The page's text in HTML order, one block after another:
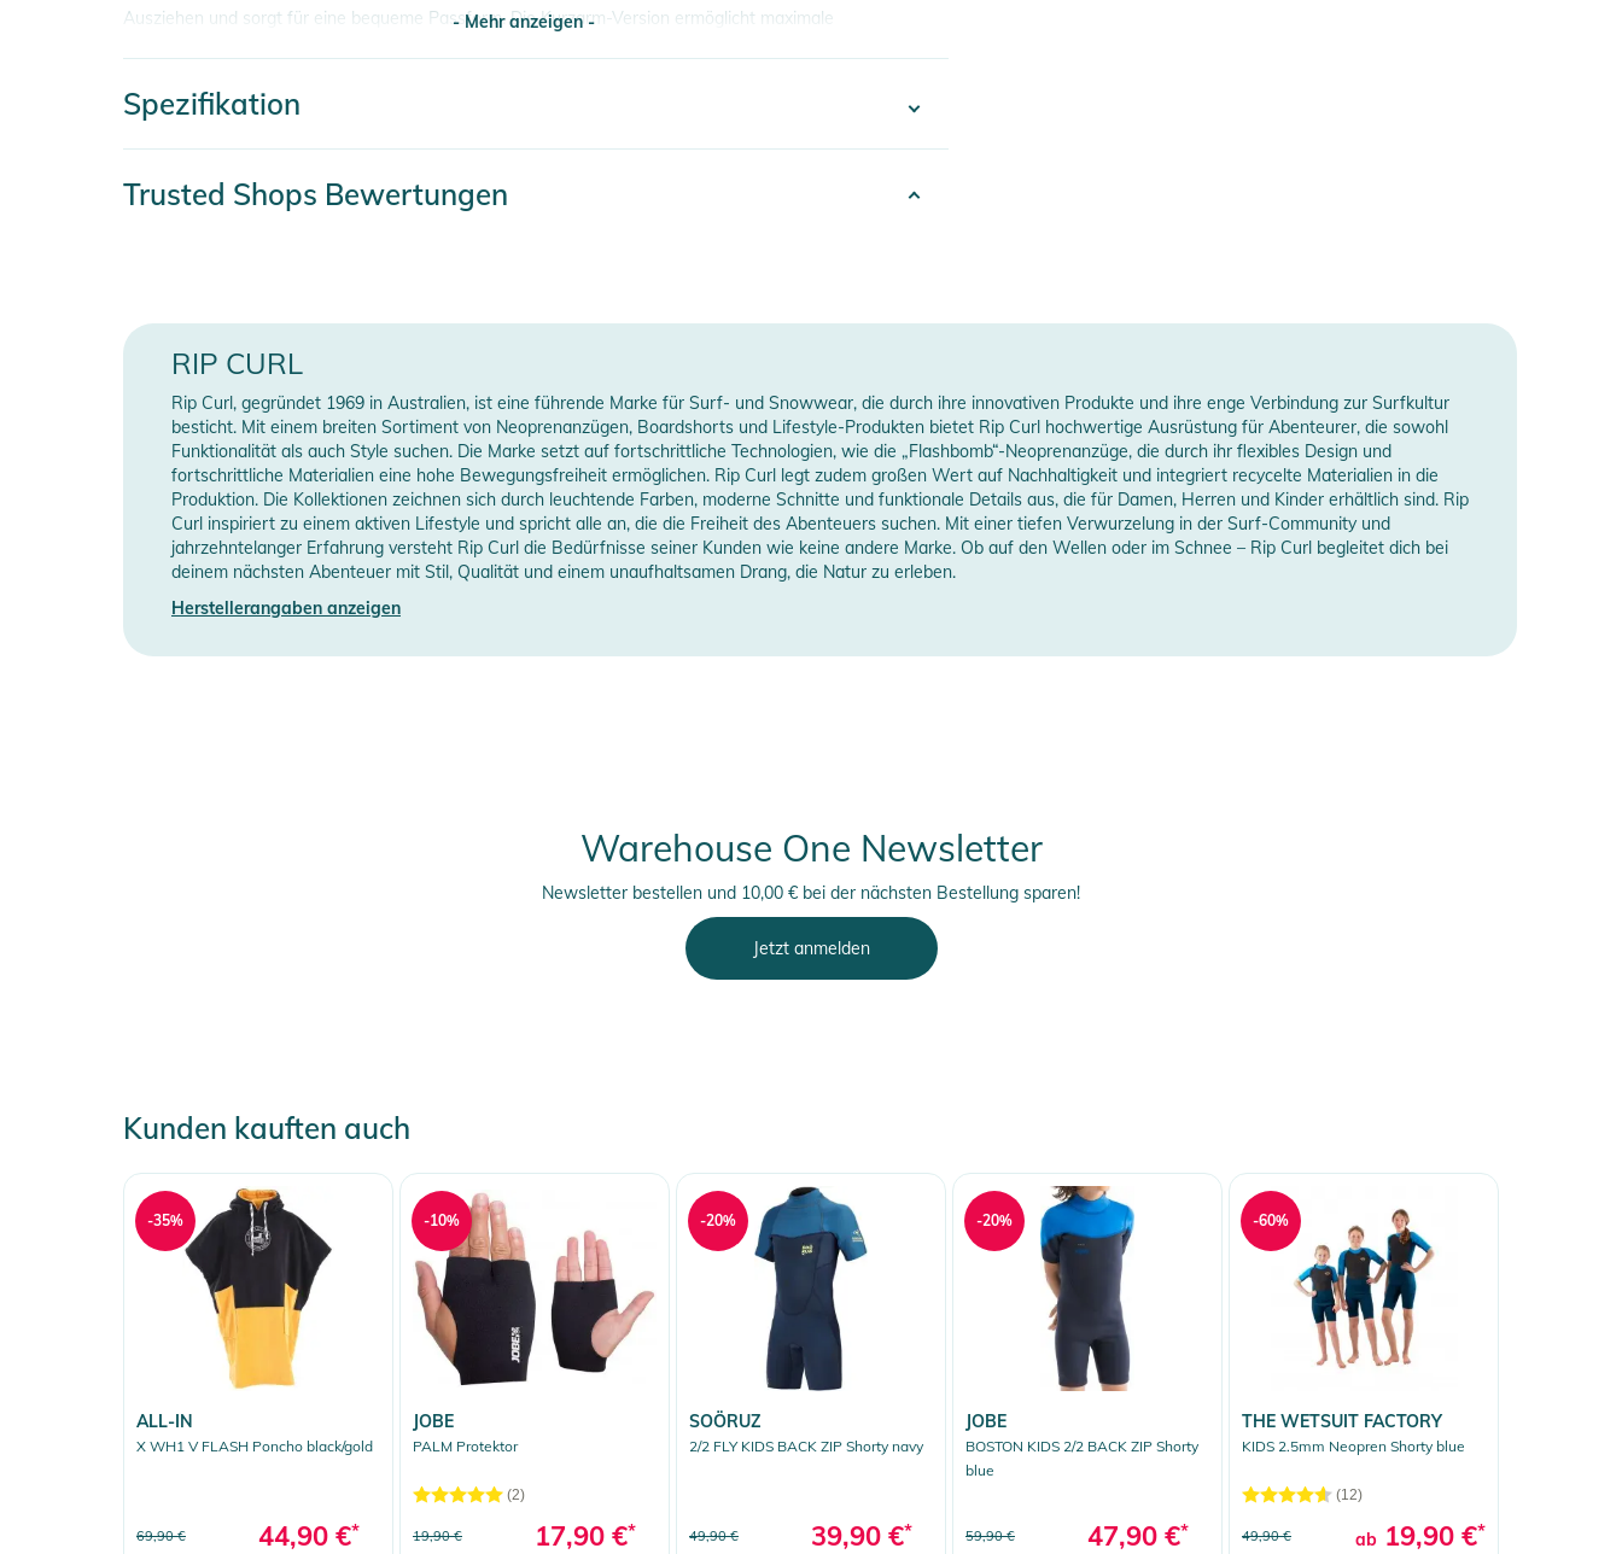
Ausziehen und sorgt für eine bequeme Passform. Die Kurzarm-Version ermöglicht maximale
- Neopren E5
- Yulex Naturkautschuk
Produktinformationen und Sicherheitshinweise
Gebrauchsanweisungen, Sicherheitshinweise und Warnungen finden Sie direkt am Produkt.
- Mehr anzeigen -
Spezifikation
Farbe blue
Neoprendicke 2 mm
Typ Shorty
Manufacturer Information Herstellerangaben anzeigen
Trusted Shops Bewertungen
RIP CURL
Rip Curl, gegründet 1969 in Australien, ist eine führende Marke für Surf- und Snowwear, die durch ihre innovativen Produkte und ihre enge Verbindung zur Surfkultur
besticht. Mit einem breiten Sortiment von Neoprenanzügen, Boardshorts und Lifestyle-Produkten bietet Rip Curl hochwertige Ausrüstung für Abenteurer, die sowohl
Funktionalität als auch Style suchen. Die Marke setzt auf fortschrittliche Technologien, wie die „Flashbomb“-Neoprenanzüge, die durch ihr flexibles Design und
fortschrittliche Materialien eine hohe Bewegungsfreiheit ermöglichen. Rip Curl legt zudem großen Wert auf Nachhaltigkeit und integriert recycelte Materialien in die
Produktion. Die Kollektionen zeichnen sich durch leuchtende Farben, moderne Schnitte und funktionale Details aus, die für Damen, Herren und Kinder erhältlich sind. Rip
Curl inspiriert zu einem aktiven Lifestyle und spricht alle an, die die Freiheit des Abenteuers suchen. Mit einer tiefen Verwurzelung in der Surf-Community und
jahrzehntelanger Erfahrung versteht Rip Curl die Bedürfnisse seiner Kunden wie keine andere Marke. Ob auf den Wellen oder im Schnee – Rip Curl begleitet dich bei
deinem nächsten Abenteuer mit Stil, Qualität und einem unaufhaltsamen Drang, die Natur zu erleben.
Herstellerangaben anzeigen
Warehouse One Newsletter
Newsletter bestellen und 10,00 € bei der nächsten Bestellung sparen!
Jetzt anmelden
Kunden kauften auch
ALL-IN
X WH1 V FLASH Poncho black/gold
69,90 € 44,90 €*
-35%
JOBE
PALM Protektor
(2)
19,90 € 17,90 €*
-10%
SOÖRUZ
2/2 FLY KIDS BACK ZIP Shorty navy
49,90 € 39,90 €*
-20%
JOBE
BOSTON KIDS 2/2 BACK ZIP Shorty
blue
59,90 € 47,90 €*
-20%
THE WETSUIT FACTORY
KIDS 2.5mm Neopren Shorty blue
(12)
49,90 € ab 19,90 €*
-60%